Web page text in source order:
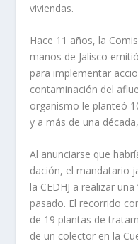
viviendas.
Hace 11 años, la
manos de Jalisco
para implementar
con­taminación del
orga­nismo le planteó
y a más de una
Al anunciarse que
dación, el mandatario
la CEDHJ a realizar
pasado. El recorrido
de 19 plan­tas de
de un colector en la